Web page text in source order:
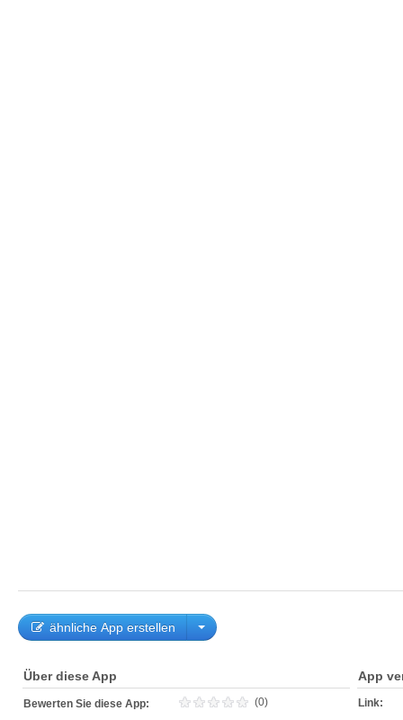
ähnliche App erstellen
Über diese App
Bewerten Sie diese App: (0)
App
Link: